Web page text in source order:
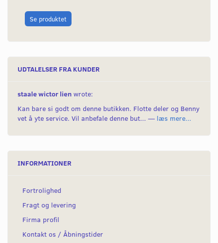
Se produktet
UDTALELSER FRA KUNDER
staale wictor lien wrote:
Kan bare si godt om denne butikken. Flotte deler og Benny
vet å yte service. Vil anbefale denne but... — læs mere...
INFORMATIONER
Fortrolighed
Fragt og levering
Firma profil
Kontakt os / Åbningstider